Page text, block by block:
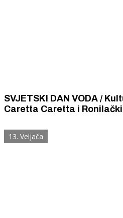
SVJETSKI DAN VODA /
Caretta Caretta i
13. Veljača